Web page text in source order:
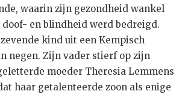
waarin zijn gezondheid wankel
en blindheid werd bedreigd.
kind uit een Kempisch
negen. Zijn vader stierf op zijn
moeder Theresia Lemmens
haar getalenteerde zoon als enige